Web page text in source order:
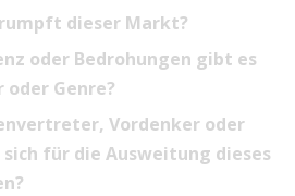
dieser Markt?
oder Bedrohungen gibt es
Genre?
Vordenker oder
für die Ausweitung dieses